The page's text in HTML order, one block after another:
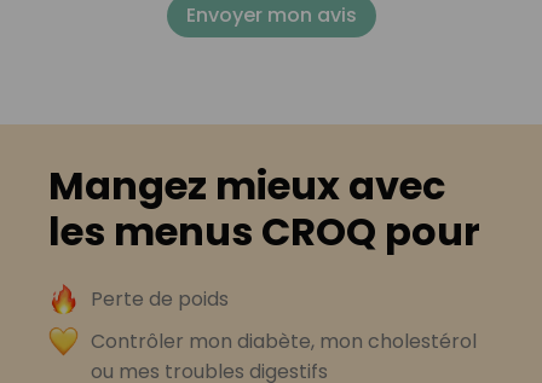
Envoyer mon avis
Mangez mieux avec
les menus CROQ pour
Perte de poids
Contrôler mon diabète, mon cholestérol
ou mes troubles digestifs